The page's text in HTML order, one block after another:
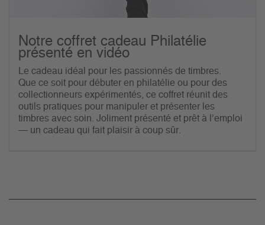
Notre coffret cadeau Philatélie
présenté en vidéo
Le cadeau idéal pour les passionnés de timbres.
Que ce soit pour débuter en philatélie ou pour des
collectionneurs expérimentés, ce coffret réunit des
outils pratiques pour manipuler et présenter les
timbres avec soin. Joliment présenté et prêt à l’emploi
— un cadeau qui fait plaisir à coup sûr.